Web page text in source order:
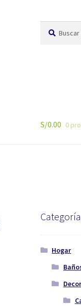
por:
S/0.00 0
Hogar